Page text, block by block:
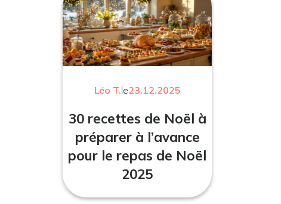
Léo T.le23.12.2025
30 recettes de Noël à
préparer à l’avance
pour le repas de Noël
2025